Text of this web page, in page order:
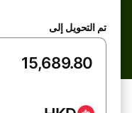
تم التحويل إلى